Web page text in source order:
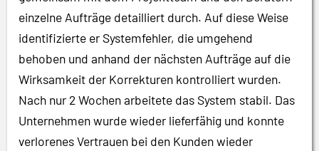
einzelne Aufträge detailliert durch. Auf diese Weise
identifizierte er Systemfehler, die umgehend
behoben und anhand der nächsten Aufträge auf die
Wirksamkeit der Korrekturen kontrolliert wurden.
Nach nur 2 Wochen arbeitete das System stabil. Das
Unternehmen wurde wieder lieferfähig und konnte
verlorenes Vertrauen bei den Kunden wieder